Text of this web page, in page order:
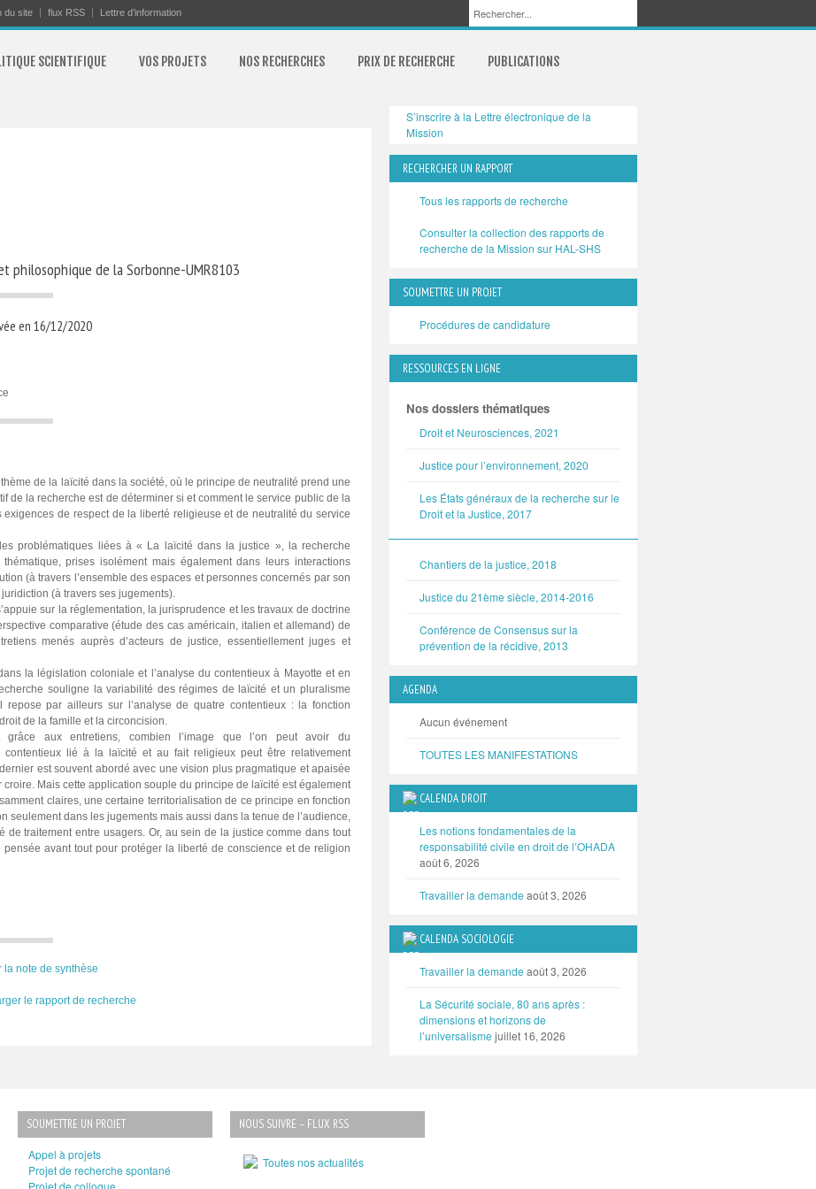
du site flux RSS Lettre d’information
SCIENTIFIQUE VOS PROJETS NOS RECHERCHES PRIX DE RECHERCHE PUBLICATIONS
philosophique de la Sorbonne-UMR8103
en 16/12/2020
de la laïcité dans la société, où le principe de neutralité prend une
de la recherche est de déterminer si et comment le service public de la
exigences de respect de la liberté religieuse et de neutralité du service
problématiques liées à « La laïcité dans la justice », la recherche
prises isolément mais également dans leurs interactions
(à travers l’ensemble des espaces et personnes concernés par son
(à travers ses jugements).
sur la réglementation, la jurisprudence et les travaux de doctrine
comparative (étude des cas américain, italien et allemand) de
menés auprès d’acteurs de justice, essentiellement juges et
la législation coloniale et l’analyse du contentieux à Mayotte et en
souligne la variabilité des régimes de laïcité et un pluralisme
par ailleurs sur l’analyse de quatre contentieux : la fonction
de la famille et la circoncision.
grâce aux entretiens, combien l’image que l’on peut avoir du
contentieux lié à la laïcité et au fait religieux peut être relativement
est souvent abordé avec une vision plus pragmatique et apaisée
croire. Mais cette application souple du principe de laïcité est également
claires, une certaine territorialisation de ce principe en fonction
seulement dans les jugements mais aussi dans la tenue de l’audience,
de traitement entre usagers. Or, au sein de la justice comme dans tout
avant tout pour protéger la liberté de conscience et de religion
la note de synthèse
le rapport de recherche
S’inscrire à la Lettre électronique de la
Mission
RECHERCHER UN RAPPORT
Tous les rapports de recherche
Consulter la collection des rapports de
recherche de la Mission sur HAL-SHS
SOUMETTRE UN PROJET
Procédures de candidature
RESSOURCES EN LIGNE
Nos dossiers thématiques
Droit et Neurosciences, 2021
Justice pour l’environnement, 2020
Les États généraux de la recherche sur le
Droit et la Justice, 2017
Chantiers de la justice, 2018
Justice du 21ème siècle, 2014-2016
Conférence de Consensus sur la
prévention de la récidive, 2013
AGENDA
Aucun événement
TOUTES LES MANIFESTATIONS
CALENDA DROIT
Les notions fondamentales de la
responsabilité civile en droit de l’OHADA
août 6, 2026
Travailler la demande août 3, 2026
CALENDA SOCIOLOGIE
Travailler la demande août 3, 2026
La Sécurité sociale, 80 ans après :
dimensions et horizons de
l’universalisme juillet 16, 2026
SOUMETTRE UN PROJET
Appel à projets
Projet de recherche spontané
Projet de colloque
NOUS SUIVRE – FLUX RSS
Toutes nos actualités